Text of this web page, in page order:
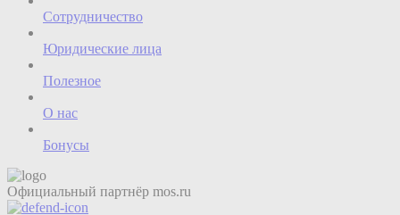
Сотрудничество
Юридические лица
Полезное
О нас
Бонусы
Официальный партнёр mos.ru